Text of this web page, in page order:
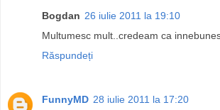
Bogdan 26 iulie 2011 la 19:10
Multumesc mult..credeam ca
Răspundeți
FunnyMD 28 iulie 2011 la 17:20